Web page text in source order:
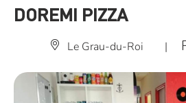
DOREMI PIZZA
Le Grau-du-Roi |